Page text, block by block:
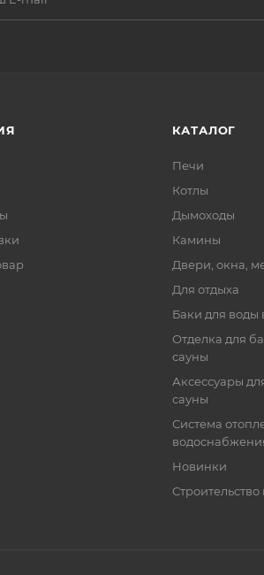
КАТАЛОГ
Печи
Котлы
Дымоходы
Камины
Двери, окна,
Для отдыха
Баки для воды
Отделка для
сауны
Аксессуары
сауны
Система
Новинки